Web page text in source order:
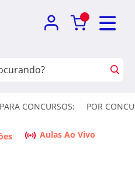
CONCURSOS: POR
Aulas Ao Vivo